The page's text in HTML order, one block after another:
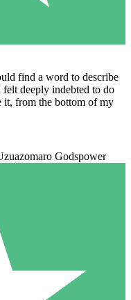
find a word to describe
felt deeply indebted to do
it, from the bottom of my
Godspower